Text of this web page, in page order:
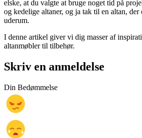
elske, at du valgte at bruge noget tid på
og kedelige altaner, og ja tak til en altan,
uderum.
I denne artikel giver vi dig masser af
altanmøbler til tilbehør.
Skriv en anmeldelse
Din Bedømmelse